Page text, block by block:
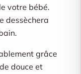
votre bébé.
dessèchera
grâce
douce et